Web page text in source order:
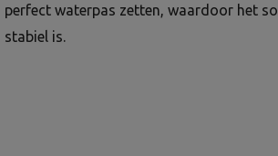
perfect waterpas zetten, waardoor het
stabiel is.